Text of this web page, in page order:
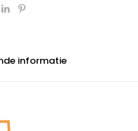
informatie